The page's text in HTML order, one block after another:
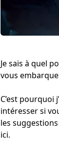
Je sais à quel
vous
C’est
intéresser si
les
ici.